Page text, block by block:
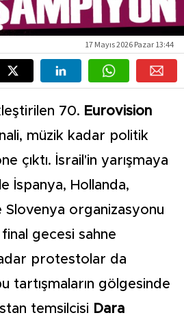
17 Mayıs 2026 Pazar 13:44
70. Eurovision
müzik kadar politik
çıktı. İsrail'in yarışmaya
İspanya, Hollanda,
Slovenya organizasyonu
gecesi sahne
protestolar da
tartışmaların gölgesinde
temsilcisi Dara